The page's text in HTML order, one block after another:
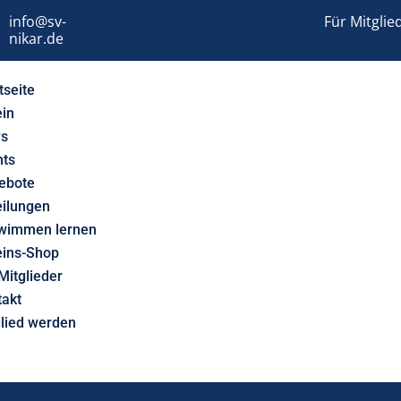
info@sv-
nikar.de
Für
lernen
Shop
werden